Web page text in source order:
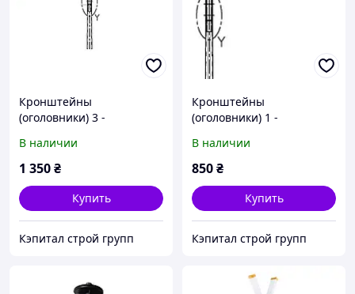
Кронштейны
(оголовники) 3 -
опор уличного
освещения 1,5 м
В наличии
1 350₴
Купить
Кэпитал строй групп
Кронштейны
(оголовники) 1 -
опор уличного
освещения 2,0 м.
В наличии
850₴
Купить
Кэпитал строй групп